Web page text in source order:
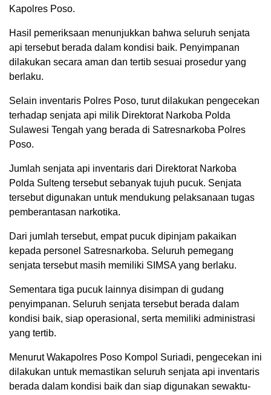
Kapolres Poso.
Hasil pemeriksaan menunjukkan bahwa seluruh senjata
api tersebut berada dalam kondisi baik. Penyimpanan
dilakukan secara aman dan tertib sesuai prosedur yang
berlaku.
Selain inventaris Polres Poso, turut dilakukan pengecekan
terhadap senjata api milik Direktorat Narkoba Polda
Sulawesi Tengah yang berada di Satresnarkoba Polres
Poso.
Jumlah senjata api inventaris dari Direktorat Narkoba
Polda Sulteng tersebut sebanyak tujuh pucuk. Senjata
tersebut digunakan untuk mendukung pelaksanaan tugas
pemberantasan narkotika.
Dari jumlah tersebut, empat pucuk dipinjam pakaikan
kepada personel Satresnarkoba. Seluruh pemegang
senjata tersebut masih memiliki SIMSA yang berlaku.
Sementara tiga pucuk lainnya disimpan di gudang
penyimpanan. Seluruh senjata tersebut berada dalam
kondisi baik, siap operasional, serta memiliki administrasi
yang tertib.
Menurut Wakapolres Poso Kompol Suriadi, pengecekan ini
dilakukan untuk memastikan seluruh senjata api inventaris
berada dalam kondisi baik dan siap digunakan sewaktu-